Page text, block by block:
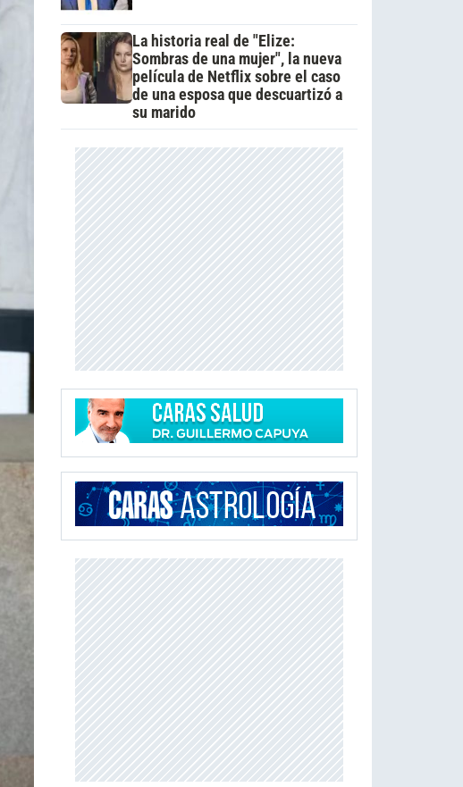
La historia real de "Elize:
Sombras de una mujer", la nueva
película de Netflix sobre el caso
de una esposa que descuartizó a
su marido